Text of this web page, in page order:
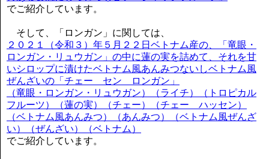
でご紹介しています。
そして、「ロンガン」に関しては、
２０２１（令和３）年５月２２日ベトナム産の、「竜眼・
ロンガン・リュウガン」の中に蓮の実を詰めて、それを甘
いシロップに漬けたベトナム風あんみつないしベトナム風
ぜんざいの「チェー セン ロンガン」
（竜眼・ロンガン・リュウガン）（ライチ）（トロピカル
フルーツ）（蓮の実）（チェー）（チェー ハッセン）
（ベトナム風あんみつ）（あんみつ）（ベトナム風ぜんざ
い）（ぜんざい）（ベトナム）
でご紹介しています。